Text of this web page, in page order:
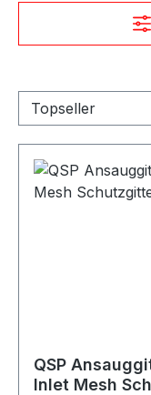
QSP
Inlet Mesh